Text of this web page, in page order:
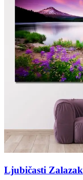
Ljubičasti Zalazak